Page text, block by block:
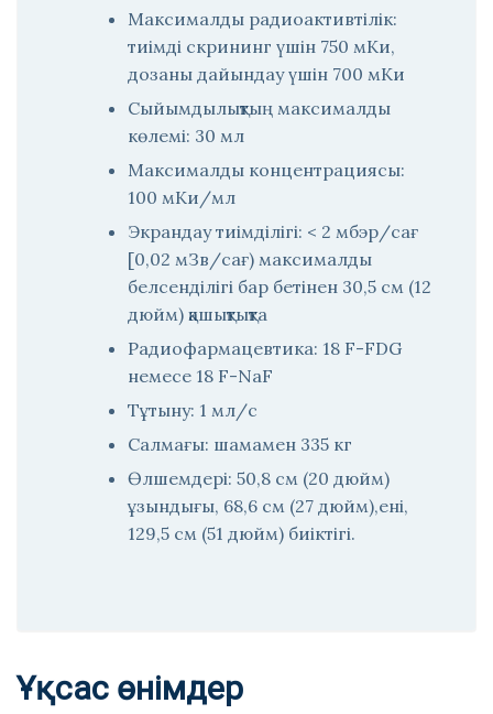
Максималды радиоактивтілік:
тиімді скрининг үшін 750 мКи,
дозаны дайындау үшін 700 мКи
Сыйымдылықтың максималды
көлемі: 30 мл
Максималды концентрациясы:
100 мКи/мл
Экрандау тиімділігі: < 2 мбэр/сағ
[0,02 мЗв/сағ) максималды
белсенділігі бар бетінен 30,5 см (12
дюйм) қашықтықта
Радиофармацевтика: 18 F-FDG
немесе 18 F-NaF
Тұтыну: 1 мл/с
Салмағы: шамамен 335 кг
Өлшемдері: 50,8 см (20 дюйм)
ұзындығы, 68,6 см (27 дюйм),ені,
129,5 см (51 дюйм) биіктігі.
Ұқсас өнімдер